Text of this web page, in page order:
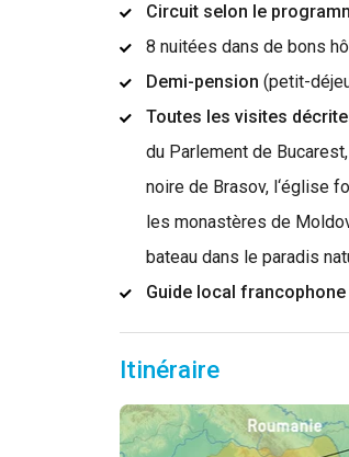
Circuit selon le
8 nuitées dans de bons
Demi-pension (petit-
Toutes les visites
du Parlement de
noire de Brasov, l‘église
les monastères de
bateau dans le paradis
Guide local francophone
Itinéraire